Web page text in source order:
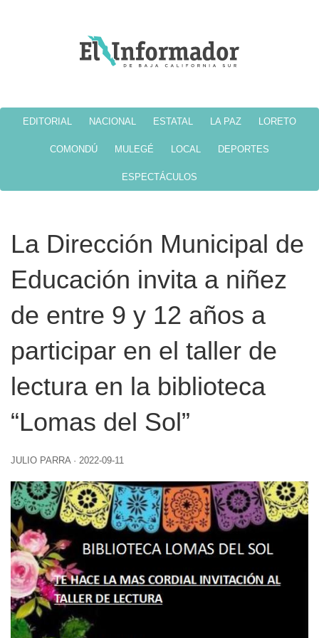
EDITORIAL NACIONAL ESTATAL LA PAZ LORETO
COMONDÚ MULEGÉ LOCAL DEPORTES
ESPECTÁCULOS
La Dirección Municipal de
Educación invita a niñez
de entre 9 y 12 años a
participar en el taller de
lectura en la biblioteca
“Lomas del Sol”
JULIO PARRA · 2022-09-11